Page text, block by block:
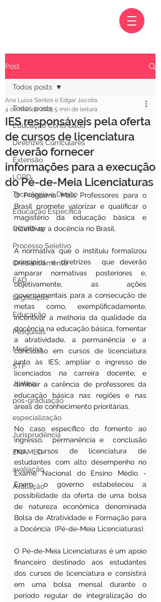
Post
Todos posts
Educação Continuada
Diretrizes Curriculares
Extensão
LGPD
Tecnologia e Direito
Educação Específica
COVID-19
Processo Seletivo
Credenciamento
EAD
Legislação
Educação
Pesquisas
Medicina
STF
Justiça
pos-graduação
especialização
Jurisprudência
ENAMED
avaliação
Avaliação
Todos posts
IES responsáveis pela oferta
de cursos de licenciatura
deverão fornecer
informações para a execução
do Pé-de-Meia Licenciaturas
Ana Luiza Santos e Edgar Jacobs
4 de mar. de 2025 5 min de leitura
O Programa Mais Professores para o
Brasil promete valorizar e qualificar o
magistério da educação básica e
incentivar a docência no Brasil.
A normativa que o instituiu formalizou
princípios e diretrizes  que deverão
amparar normativas posteriores e,
objetivamente, as ações
governamentais para a consecução de
metas como, exemplificadamente,
incentivar a melhoria da qualidade da
docência na educação básica, fomentar
a atratividade, a permanência e a
conclusão em cursos de licenciatura
junto às IES; ampliar o ingresso de
licenciados na carreira docente; e
diminuir a carência de professores da
educação básica nas regiões e nas
áreas de conhecimento prioritárias.
No caso específico do fomento ao
ingresso,  permanência e  conclusão
nos cursos de licenciatura de
estudantes com alto desempenho no
Exame Nacional do Ensino Médio -
Enem, o governo estabeleceu a
possibilidade da oferta de uma bolsa
de natureza econômica denominada
Bolsa de Atratividade e Formação para
a Docência  (Pé-de-Meia Licenciaturas).
O Pé-de-Meia Licenciaturas é um apoio
financeiro destinado aos estudantes
dos cursos de licenciatura e consistirá
em uma bolsa mensal durante o
período regular de integralização do